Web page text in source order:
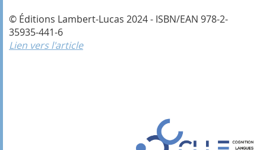
© Éditions Lambert-Lucas 2024 - ISBN/EAN 978-2-
35935-441-6
Lien vers l'article